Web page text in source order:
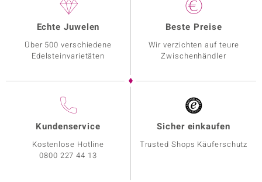
Echte Juwelen
Über 500 verschiedene
Edelsteinvarietäten
Beste Preise
Wir verzichten auf teure
Zwischenhändler
Kundenservice
Kostenlose Hotline
0800 227 44 13
Sicher einkaufen
Trusted Shops Käuferschutz